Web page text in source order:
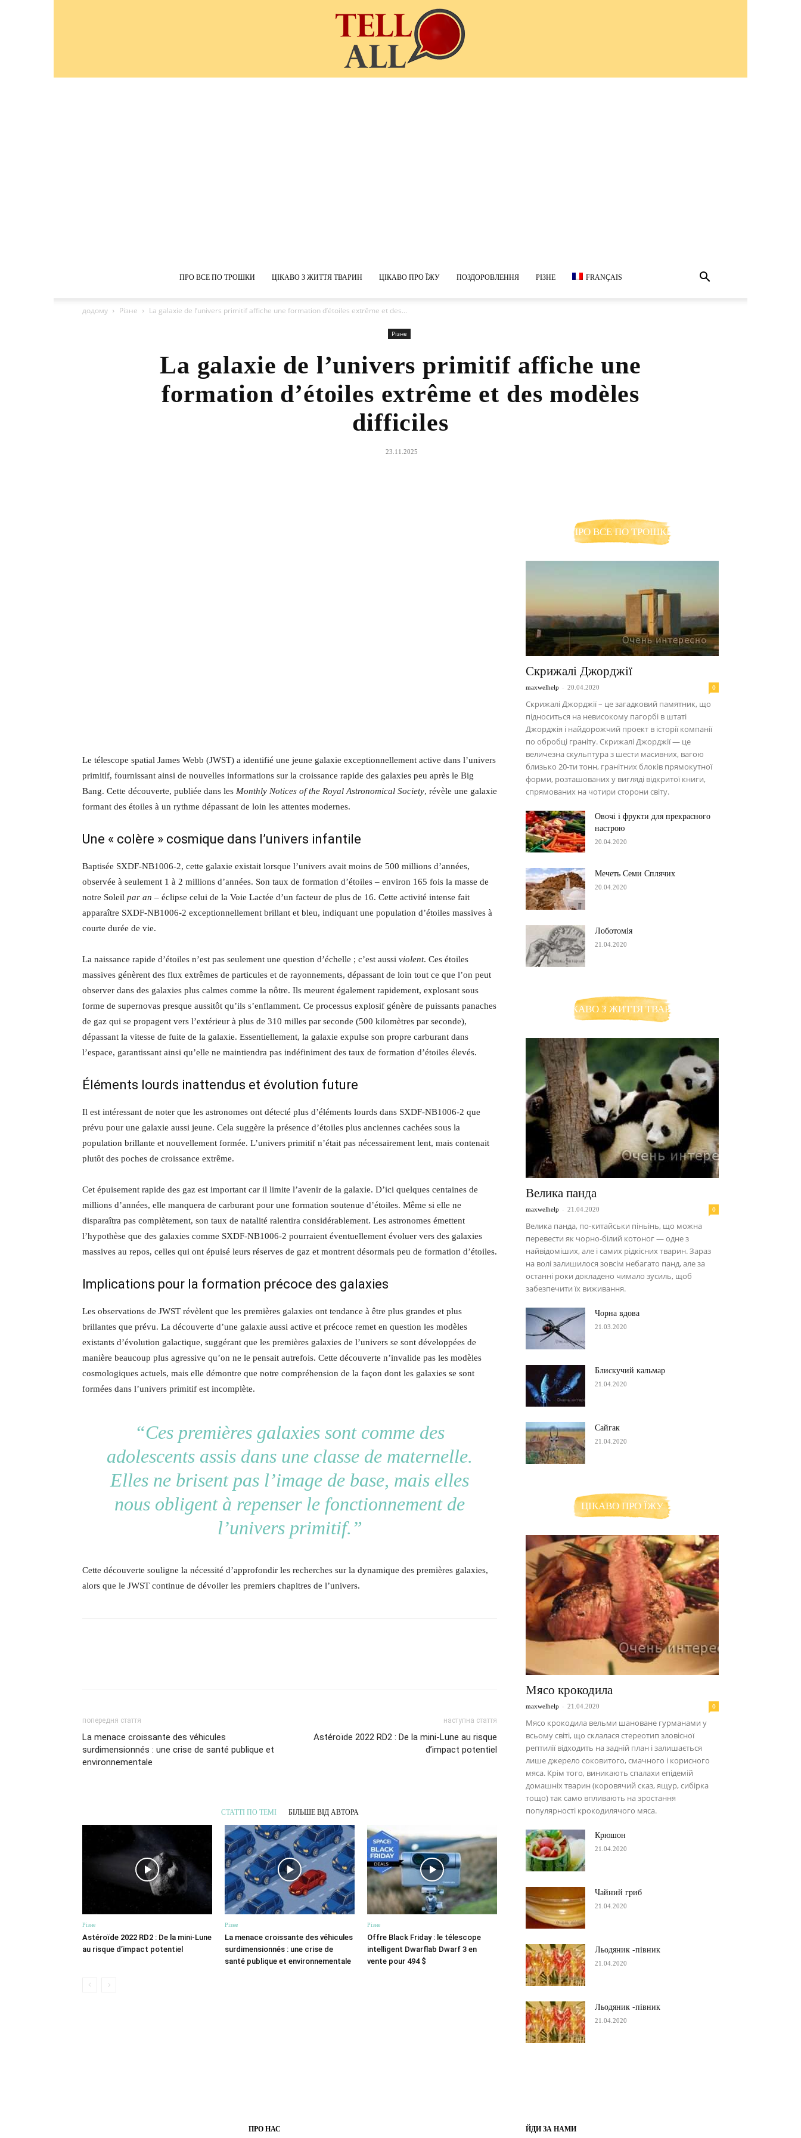
ПРО ВСЕ ПО ТРОШКИ ЦІКАВО З ЖИТТЯ ТВАРИН ЦІКАВО ПРО ЇЖУ ПОЗДОРОВЛЕННЯ РІЗНЕ FRANÇAIS
додому Різне La galaxie de l’univers primitif affiche une formation d’étoiles extrême et des...
Різне
La galaxie de l’univers primitif affiche une
formation d’étoiles extrême et des modèles
difficiles
23.11.2025
Le télescope spatial James Webb (JWST) a identifié une jeune galaxie exceptionnellement active dans l’univers
primitif, fournissant ainsi de nouvelles informations sur la croissance rapide des galaxies peu après le Big
Bang. Cette découverte, publiée dans les Monthly Notices of the Royal Astronomical Society, révèle une galaxie
formant des étoiles à un rythme dépassant de loin les attentes modernes.
Une « colère » cosmique dans l’univers infantile
Baptisée SXDF-NB1006-2, cette galaxie existait lorsque l’univers avait moins de 500 millions d’années,
observée à seulement 1 à 2 millions d’années. Son taux de formation d’étoiles – environ 165 fois la masse de
notre Soleil par an – éclipse celui de la Voie Lactée d’un facteur de plus de 16. Cette activité intense fait
apparaître SXDF-NB1006-2 exceptionnellement brillant et bleu, indiquant une population d’étoiles massives à
courte durée de vie.
La naissance rapide d’étoiles n’est pas seulement une question d’échelle ; c’est aussi violent. Ces étoiles
massives génèrent des flux extrêmes de particules et de rayonnements, dépassant de loin tout ce que l’on peut
observer dans des galaxies plus calmes comme la nôtre. Ils meurent également rapidement, explosant sous
forme de supernovas presque aussitôt qu’ils s’enflamment. Ce processus explosif génère de puissants panaches
de gaz qui se propagent vers l’extérieur à plus de 310 milles par seconde (500 kilomètres par seconde),
dépassant la vitesse de fuite de la galaxie. Essentiellement, la galaxie expulse son propre carburant dans
l’espace, garantissant ainsi qu’elle ne maintiendra pas indéfiniment des taux de formation d’étoiles élevés.
Éléments lourds inattendus et évolution future
Il est intéressant de noter que les astronomes ont détecté plus d’éléments lourds dans SXDF-NB1006-2 que
prévu pour une galaxie aussi jeune. Cela suggère la présence d’étoiles plus anciennes cachées sous la
population brillante et nouvellement formée. L’univers primitif n’était pas nécessairement lent, mais contenait
plutôt des poches de croissance extrême.
Cet épuisement rapide des gaz est important car il limite l’avenir de la galaxie. D’ici quelques centaines de
millions d’années, elle manquera de carburant pour une formation soutenue d’étoiles. Même si elle ne
disparaîtra pas complètement, son taux de natalité ralentira considérablement. Les astronomes émettent
l’hypothèse que des galaxies comme SXDF-NB1006-2 pourraient éventuellement évoluer vers des galaxies
massives au repos, celles qui ont épuisé leurs réserves de gaz et montrent désormais peu de formation d’étoiles.
Implications pour la formation précoce des galaxies
Les observations de JWST révèlent que les premières galaxies ont tendance à être plus grandes et plus
brillantes que prévu. La découverte d’une galaxie aussi active et précoce remet en question les modèles
existants d’évolution galactique, suggérant que les premières galaxies de l’univers se sont développées de
manière beaucoup plus agressive qu’on ne le pensait autrefois. Cette découverte n’invalide pas les modèles
cosmologiques actuels, mais elle démontre que notre compréhension de la façon dont les galaxies se sont
formées dans l’univers primitif est incomplète.
“Ces premières galaxies sont comme des
adolescents assis dans une classe de maternelle.
Elles ne brisent pas l’image de base, mais elles
nous obligent à repenser le fonctionnement de
l’univers primitif.”
Cette découverte souligne la nécessité d’approfondir les recherches sur la dynamique des premières galaxies,
alors que le JWST continue de dévoiler les premiers chapitres de l’univers.
попередня стаття
La menace croissante des véhicules
surdimensionnés : une crise de santé publique et
environnementale
наступна стаття
Astéroïde 2022 RD2 : De la mini-Lune au risque
d’impact potentiel
СТАТТІ ПО ТЕМІ БІЛЬШЕ ВІД АВТОРА
Різне
Astéroïde 2022 RD2 : De la mini-Lune
au risque d’impact potentiel
Різне
La menace croissante des véhicules
surdimensionnés : une crise de
santé publique et environnementale
Різне
Offre Black Friday : le télescope
intelligent Dwarflab Dwarf 3 en
vente pour 494 $
ПРО ВСЕ ПО ТРОШКИ
Скрижалі Джорджії
maxwelhelp - 20.04.2020 0
Скрижалі Джорджії – це загадковий памятник, що
підноситься на невисокому пагорбі в штаті
Джорджія і найдорожчий проект в історії компанії
по обробці граніту. Скрижалі Джорджії — це
величезна скульптура з шести масивних, вагою
близько 20-ти тонн, гранітних блоків прямокутної
форми, розташованих у вигляді відкритої книги,
спрямованих на чотири сторони світу.
Овочі і фрукти для прекрасного
настрою
20.04.2020
Мечеть Семи Сплячих
20.04.2020
Лоботомія
21.04.2020
ЦІКАВО З ЖИТТЯ ТВАРИН
Велика панда
maxwelhelp - 21.04.2020 0
Велика панда, по-китайськи піньінь, що можна
перевести як чорно-білий котоног — одне з
найвідоміших, але і самих рідкісних тварин. Зараз
на волі залишилося зовсім небагато панд, але за
останні роки докладено чимало зусиль, щоб
забезпечити їх виживання.
Чорна вдова
21.03.2020
Блискучий кальмар
21.04.2020
Сайгак
21.04.2020
ЦІКАВО ПРО ЇЖУ
Мясо крокодила
maxwelhelp - 21.04.2020 0
Мясо крокодила вельми шановане гурманами у
всьому світі, що склалася стереотип зловісної
рептилії відходить на задній план і залишається
лише джерело соковитого, смачного і корисного
мяса. Крім того, виникають спалахи епідемій
домашніх тварин (коровячий сказ, ящур, сибірка
тощо) так само впливають на зростання
популярності крокодилячого мяса.
Крюшон
21.04.2020
Чайний гриб
21.04.2020
Льодяник -півник
21.04.2020
Льодяник -півник
21.04.2020
ПРО НАС ЙДИ ЗА НАМИ